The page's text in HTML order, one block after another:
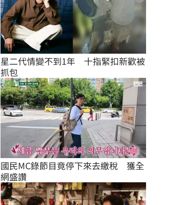
星二代情變不到1年　十指緊扣新歡被
抓包
國民MC錄節目竟停下來去繳稅　獲全
網盛讚